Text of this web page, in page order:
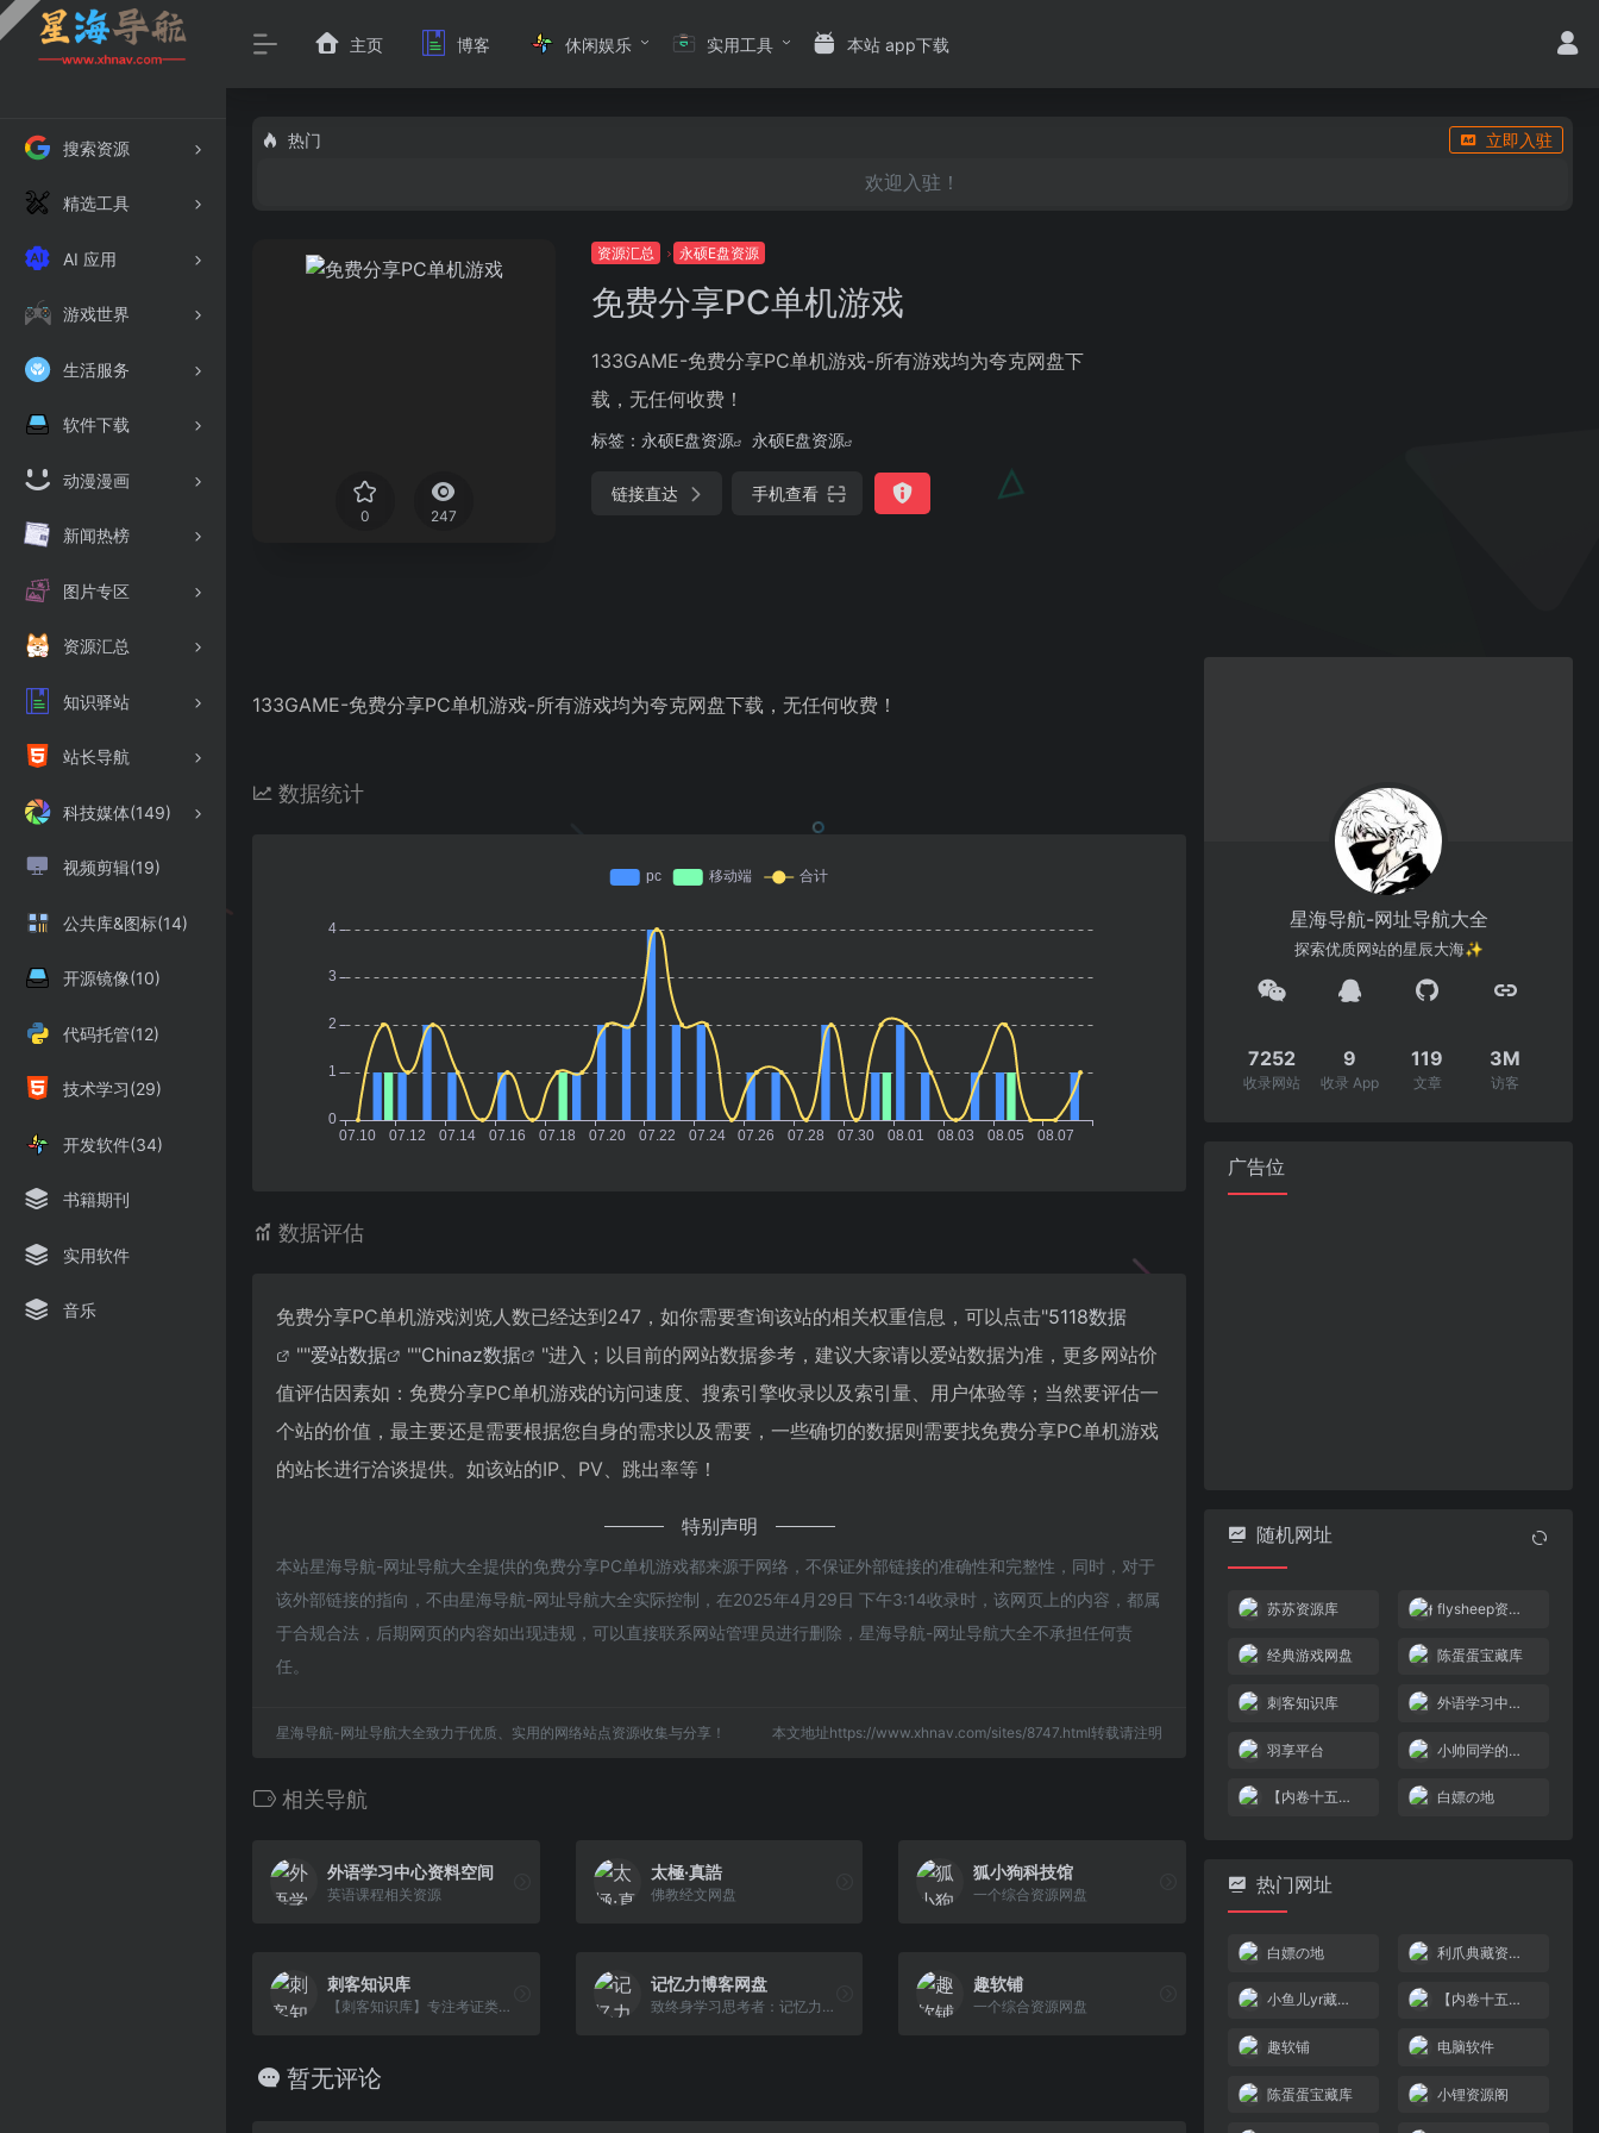
搜索资源
精选工具
AI 应用
游戏世界
生活服务
软件下载
动漫漫画
新闻热榜
图片专区
资源汇总
知识驿站
站长导航
科技媒体(149)
视频剪辑(19)
公共库&图标(14)
开源镜像(10)
代码托管(12)
技术学习(29)
开发软件(34)
书籍期刊
实用软件
音乐
主页 博客 休闲娱乐 实用工具 本站 app下载
热门 立即入驻
欢迎入驻！
0 247
资源汇总 永硕E盘资源
免费分享PC单机游戏
133GAME-免费分享PC单机游戏-所有游戏均为夸克网盘下
载，无任何收费！
标签： 永硕E盘资源 永硕E盘资源
链接直达 手机查看
133GAME-免费分享PC单机游戏-所有游戏均为夸克网盘下载，无任何收费！
数据统计
数据评估
免费分享PC单机游戏浏览人数已经达到247，如你需要查询该站的相关权重信息，可以点击"5118数据
""爱站数据 ""Chinaz数据
"进入；以目前的网站数据参考，建议大家请以爱站数据为准，更多网站价
值评估因素如：免费分享PC单机游戏的访问速度、搜索引擎收录以及索引量、用户体验等；当然要评估一
个站的价值，最主要还是需要根据您自身的需求以及需要，一些确切的数据则需要找免费分享PC单机游戏
的站长进行洽谈提供。如该站的IP、PV、跳出率等！
特别声明
本站星海导航-网址导航大全提供的免费分享PC单机游戏都来源于网络，不保证外部链接的准确性和完整性，同时，对于
该外部链接的指向，不由星海导航-网址导航大全实际控制，在2025年4月29日 下午3:14收录时，该网页上的内容，都属
于合规合法，后期网页的内容如出现违规，可以直接联系网站管理员进行删除，星海导航-网址导航大全不承担任何责
任。
星海导航-网址导航大全致力于优质、实用的网络站点资源收集与分享！ 本文地址https://www.xhnav.com/sites/8747.html转载请注明
相关导航
外语学习中心资料空间
英语课程相关资源
太極·真誥
佛教经文网盘
狐小狗科技馆
一个综合资源网盘
刺客知识库
【刺客知识库】专注考证类资料服务，包括建筑类、医学类、经济师、财会类、教资等学习资料，教材书、做题题库等。
记忆力博客网盘
致终身学习思考者：记忆力博客网盘5000T云盘资源分享，收集了小学初中高中大学、成人高考、专升本课程等资料，以及公考事业编各类资格评书考试培训教程，电子书库及数千部影视剧资源。
趣软铺
一个综合资源网盘
暂无评论
星海导航-网址导航大全
探索优质网站的星辰大海✨
7252
收录网站
9
收录 App
119
文章
3M
访客
广告位
随机网址
苏苏资源库 flysheep资源避难所
经典游戏网盘 陈蛋蛋宝藏库
刺客知识库 外语学习中心资料空间
羽享平台 小帅同学的储物间
【内卷十五亿】云盘 白嫖の地
热门网址
白嫖の地 利爪典藏资源分享
小鱼儿yr藏经阁 【内卷十五亿】云盘
趣软铺 电脑软件
陈蛋蛋宝藏库 小锂资源阁